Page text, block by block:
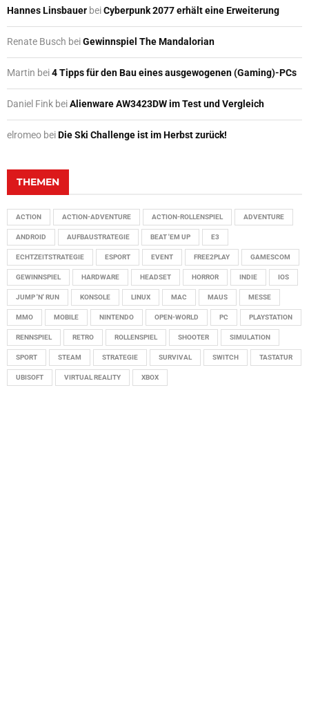
Hannes Linsbauer beiCyberpunk 2077 erhält eine Erweiterung
Renate Busch beiGewinnspiel The Mandalorian
Martin bei4 Tipps für den Bau eines ausgewogenen (Gaming)-PCs
Daniel Fink beiAlienware AW3423DW im Test und Vergleich
elromeo beiDie Ski Challenge ist im Herbst zurück!
THEMEN
ACTION ACTION-ADVENTURE ACTION-ROLLENSPIEL ADVENTURE
ANDROID AUFBAUSTRATEGIE BEAT 'EM UP E3
ECHTZEITSTRATEGIE ESPORT EVENT FREE2PLAY GAMESCOM
GEWINNSPIEL HARDWARE HEADSET HORROR INDIE IOS
JUMP 'N' RUN KONSOLE LINUX MAC MAUS MESSE
MMO MOBILE NINTENDO OPEN-WORLD PC PLAYSTATION
RENNSPIEL RETRO ROLLENSPIEL SHOOTER SIMULATION
SPORT STEAM STRATEGIE SURVIVAL SWITCH TASTATUR
UBISOFT VIRTUAL REALITY XBOX